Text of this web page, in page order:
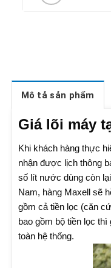
Mô tả sản phẩm
Giá lõi máy
Khi khách hàng thực
nhận được lịch thông
số lít nước dùng còn
Nam, hàng Maxell sẽ
gồm cả tiền lọc (căn
bao gồm bộ tiền lọc
toàn hệ thống.